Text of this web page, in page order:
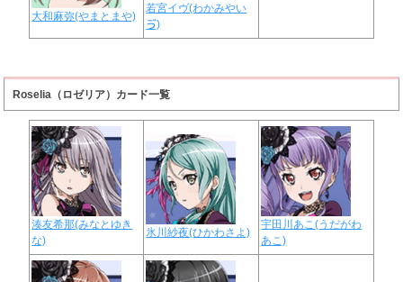
大和麻弥(やまとまや)
若宮イヴ(わかみやい
ゔ)
Roselia（ロゼリア）カード一覧
湊友希那(みなとゆき
な)
氷川紗夜(ひかわさよ)
宇田川あこ(うだがわ
あこ)